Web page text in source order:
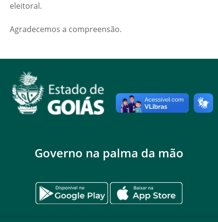
eleitoral.
Agradecemos a compreensão.
Governo na palma da mão